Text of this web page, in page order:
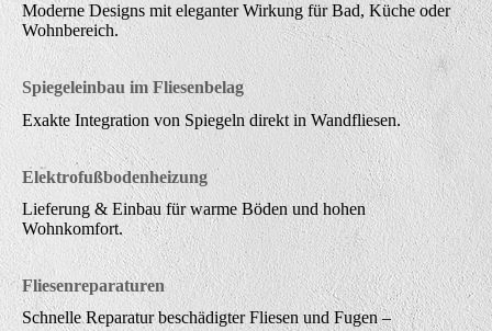
Moderne Designs mit eleganter Wirkung für Bad, Küche oder
Wohnbereich.
Spiegeleinbau im Fliesenbelag
Exakte Integration von Spiegeln direkt in Wandfliesen.
Elektrofußbodenheizung
Lieferung & Einbau für warme Böden und hohen
Wohnkomfort.
Fliesenreparaturen
Schnelle Reparatur beschädigter Fliesen und Fugen –